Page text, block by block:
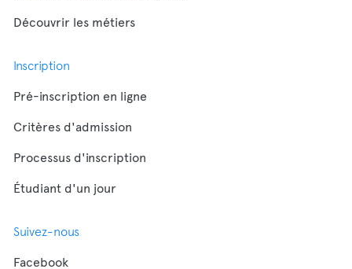
Découvrir les métiers
Inscription
Pré-inscription en ligne
Critères d'admission
Processus d'inscription
Étudiant d'un jour
Suivez-nous
Facebook